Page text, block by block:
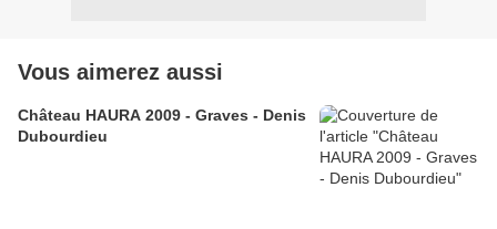
Vous aimerez aussi
Château HAURA 2009 - Graves - Denis
Dubourdieu